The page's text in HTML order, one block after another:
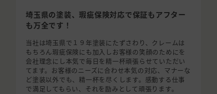
埼玉県の塗装、瑕疵保険対応で保証もアフター
も万全です！
当社は埼玉県で１９年塗装にたずさわり、クレームは
もちろん瑕疵保険にも加入しお客様の笑顔のためにを
会社理念にし本気で毎日を精一杯頑張らせていただい
てます。お客様のニーズに合わせ本気の対応、マナーな
ど塗装以外でも、精一杯を尽くします。感動する仕事
で満足してもらい、それを励みとして頑張ります。